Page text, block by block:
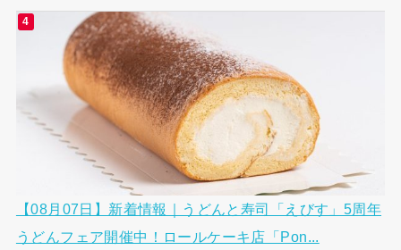
【08月07日】新着情報｜うどんと寿司「えびす」5周年
うどんフェア開催中！ロールケーキ店「Pon...